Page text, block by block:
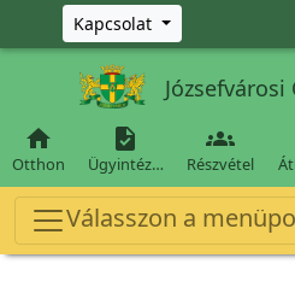
Ugrás a fő tartalomra
Kapcsolat

Otthon

Ügyintéz…

Részvétel
Válasszon a